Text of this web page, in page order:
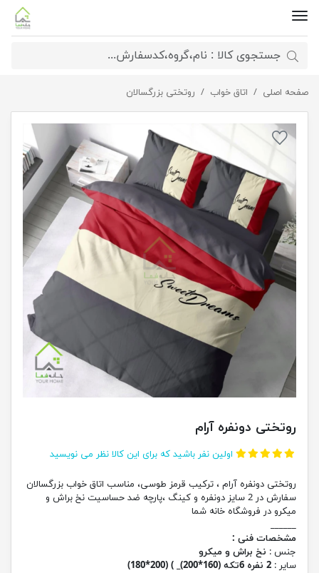
صفحه اصلی اتاق خواب روتختی بزرگسالان روتختی دونفره آرام
روتختی دونفره آرام
اولین نفر باشید که برای این کالا نظر می نویسید
روتختی دونفره آرام ، ترکیب قرمز طوسی، مناسب اتاق خواب بزرگسالان
سفارش در 2 سایز دونفره و کینگ ،پارچه ضد حساسیت نخ براش و
میکرو در فروشگاه خانه شما
______
مشخصات فنی :
جنس : نخ براش و میکرو
سایر : 2 نفره 6تکه (160*200)_ ) (200*180)